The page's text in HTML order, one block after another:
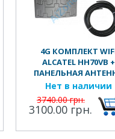
4G КОМПЛЕКТ
ALCATEL HH70VB +
ПАНЕЛЬНАЯ
"САРМА" + 10 М.
Нет в наличии
3740.00 грн.
3100.00 грн.